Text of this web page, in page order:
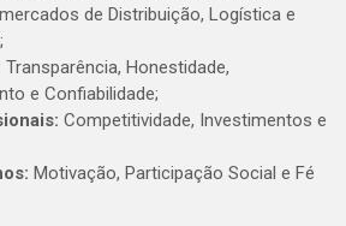
de Distribuição, Logística e
Transparência, Honestidade,
e Confiabilidade;
Competitividade, Investimentos e
Motivação, Participação Social e Fé